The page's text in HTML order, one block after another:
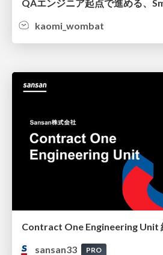
kaomi_wombat
Contract One Engineering Unit
sansan33
PRO